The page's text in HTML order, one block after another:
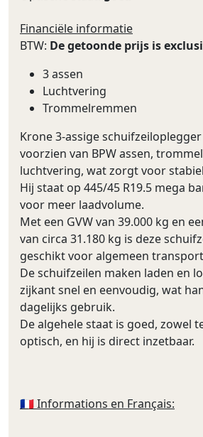
Financiële informatie
BTW: De getoonde prijs is
3 assen
Luchtvering
Trommelremmen
Krone 3-assige
voorzien van BPW assen,
luchtvering, wat zorgt voor
Hij staat op 445/45 R19.5 mega
voor meer laadvolume.
Met een GVW van 39.000 kg en
van circa 31.180 kg is deze
geschikt voor algemeen
De schuifzeilen maken laden en
zijkant snel en eenvoudig, wat
dagelijks gebruik.
De algehele staat is goed, zowel
optisch, en hij is direct inzetbaar.
🇫🇷 Informations en Français: